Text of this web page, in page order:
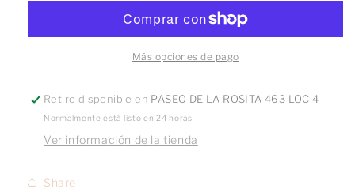
10k
oro
10k
Más opciones de pago
Retiro disponible en PASEO DE LA ROSITA 463 LOC 4
Normalmente está listo en 24 horas
Ver información de la tienda
Share